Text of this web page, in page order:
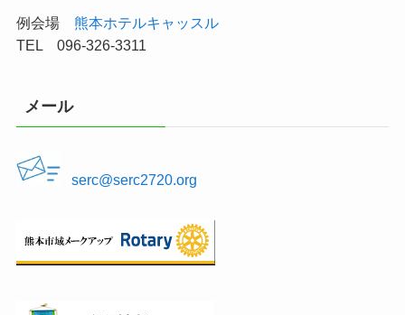
例会場 熊本ホテルキャッスル
TEL 096-326-3311
メール
serc@serc2720.org